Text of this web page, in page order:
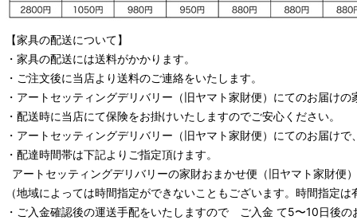
【家具の配送について】
・家具の配送には送料がかかります。
・ご注文後に当店より送料のご連絡をいたします。
・ アートセッティングデリバリー （旧ヤマト家財便） にてのお届けの
・配送時に当店にて保険をお掛けいたしますのでご安心ください。
・ アートセッティングデリバリー （旧ヤマト家財便） にてのお届けで
・配達時間帯は下記よりご指定頂けます。
アートセッティングデリバリーの家財おまかせ便 （旧ヤマト家財便
（地域によっては時間指定ができないこともございます。時間指定
・ご入金確認後の運送手配をいたしますので ご入金 て5〜10日後の